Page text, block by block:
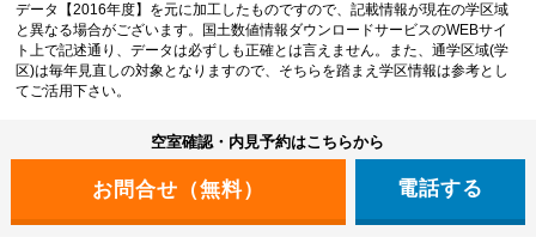
データ【2016年度】を元に加工したものですので、記載情報が現在の学区域
と異なる場合がございます。国土数値情報ダウンロードサービスのWEBサイ
ト上で記述通り、データは必ずしも正確とは言えません。また、通学区域(学
区)は毎年見直しの対象となりますので、そちらを踏まえ学区情報は参考とし
てご活用下さい。
空室確認・内見予約はこちらから
電話する